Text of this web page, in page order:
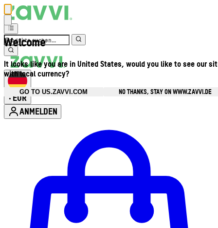
Welcome
It looks like you are in United States, would you like to see our
with local currency?
GO TO US.ZAVVI.COM
NO THANKS, STAY ON WWW.ZAVVI.DE
• EUR
ANMELDEN